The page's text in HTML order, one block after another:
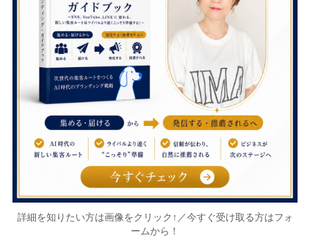
詳細を知りたい方は画像をクリック↑／今すぐ受け取る方はフォ
ームから！